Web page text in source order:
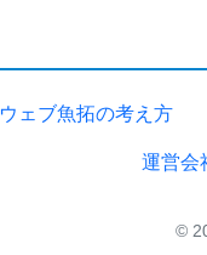
ウェブ魚拓の考え方
運営会
©